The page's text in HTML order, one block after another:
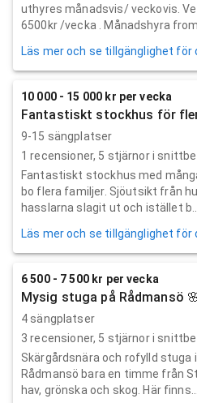
uthyres månadsvis/ veckovis.
6500kr /vecka . Månadshyra
Läs mer och se tillgänglighet
10 000 - 15 000 kr per vecka
Fantastiskt stockhus för
9-15 sängplatser
1 recensioner, 5 stjärnor i
Fantastiskt stockhus med
bo flera familjer. Sjöutsikt från
hasslarna slagit ut och istället b...
Läs mer och se tillgänglighet
6 500 - 7 500 kr per vecka
Mysig stuga på Rådmansö
4 sängplatser
3 recensioner, 5 stjärnor i
Skärgårdsnära och rofylld stuga
Rådmansö bara en timme från
hav, grönska och skog. Här finns...